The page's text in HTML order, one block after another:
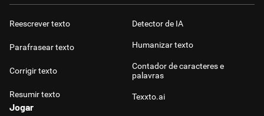
Reescrever texto
Parafrasear texto
Corrigir texto
Resumir texto
Detector de IA
Humanizar texto
Contador de caracteres e
palavras
Texxto.ai
Jogar